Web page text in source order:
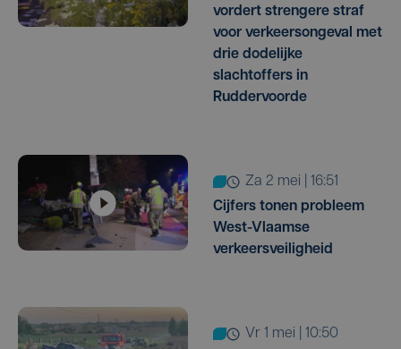
vordert strengere straf
voor verkeersongeval met
drie dodelijke
slachtoffers in
Ruddervoorde
za 2 mei | 16:51
Cijfers tonen probleem
West-Vlaamse
verkeersveiligheid
vr 1 mei | 10:50